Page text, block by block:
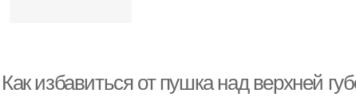
Как избавиться от пушка над верхней